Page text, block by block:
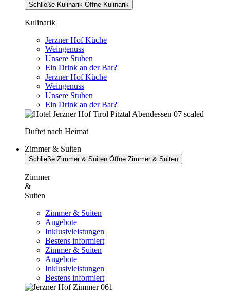
Schließe Kulinarik Öffne Kulinarik
Kulinarik
Jerzner Hof Küche
Weingenuss
Unsere Stuben
Ein Drink an der Bar?
Jerzner Hof Küche
Weingenuss
Unsere Stuben
Ein Drink an der Bar?
Duftet nach Heimat
Zimmer & Suiten
Schließe Zimmer & Suiten Öffne Zimmer & Suiten
Zimmer
&
Suiten
Zimmer & Suiten
Angebote
Inklusivleistungen
Bestens informiert
Zimmer & Suiten
Angebote
Inklusivleistungen
Bestens informiert